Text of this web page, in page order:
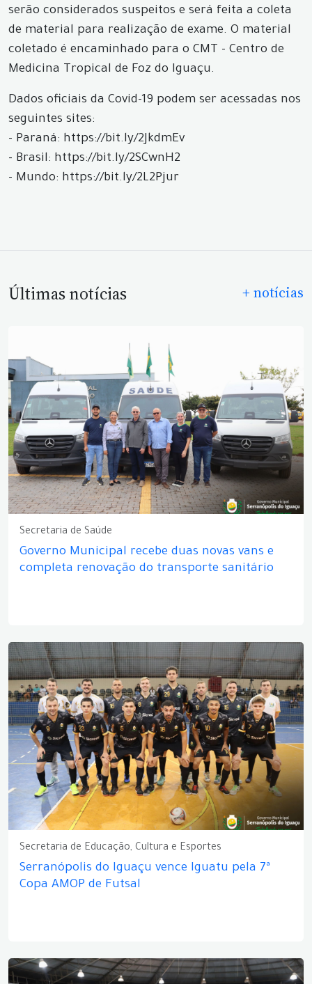
serão considerados suspeitos e será feita a coleta
de material para realização de exame. O material
coletado é encaminhado para o CMT - Centro de
Medicina Tropical de Foz do Iguaçu.
Dados oficiais da Covid-19 podem ser acessadas nos
seguintes sites:
- Paraná: https://bit.ly/2JkdmEv
- Brasil: https://bit.ly/2SCwnH2
- Mundo: https://bit.ly/2L2Pjur
Últimas notícias + notícias
Secretaria de Saúde
Governo Municipal recebe duas novas vans e
completa renovação do transporte sanitário
Secretaria de Educação, Cultura e Esportes
Serranópolis do Iguaçu vence Iguatu pela 7ª
Copa AMOP de Futsal